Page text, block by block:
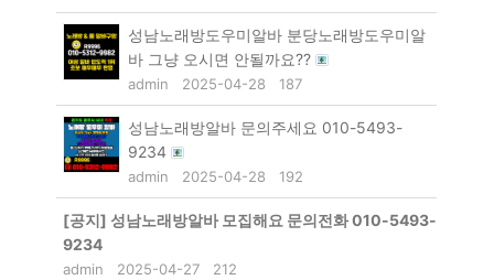
성남노래방도우미알바 분당노래방도우미알
바 그냥 오시면 안될까요??
admin 2025-04-28 187
성남노래방알바 문의주세요 010-5493-
9234
admin 2025-04-28 192
[공지]성남노래방알바 모집해요 문의전화 010-5493-
9234
admin 2025-04-27 212